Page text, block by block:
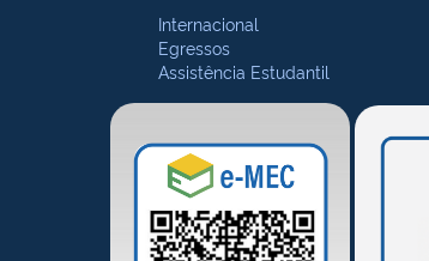
Internacional
Egressos
Assistência Estudantil